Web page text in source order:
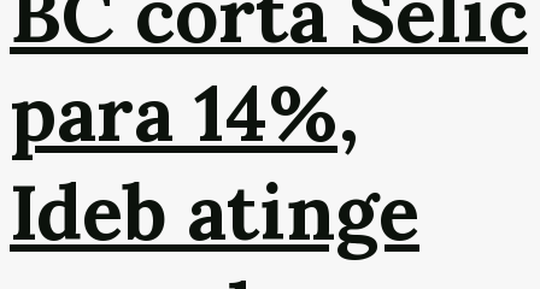
para 14%,
Ideb atinge